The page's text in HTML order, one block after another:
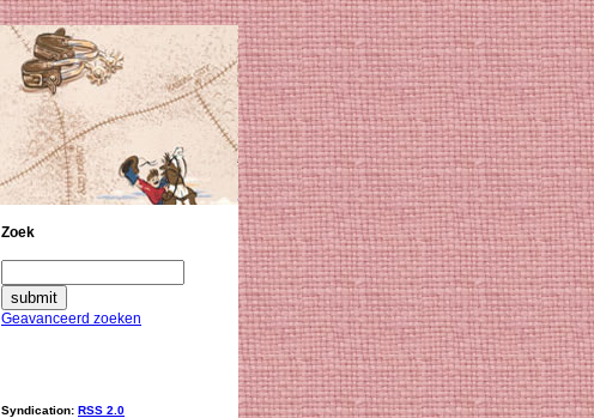
Zoek
Geavanceerd zoeken
Syndication: RSS 2.0